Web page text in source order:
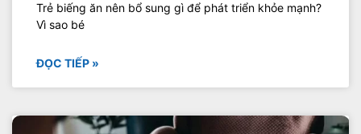
Trẻ biếng ăn nên bổ sung gì để phát triển khỏe mạnh?
Vì sao bé
ĐỌC TIẾP »